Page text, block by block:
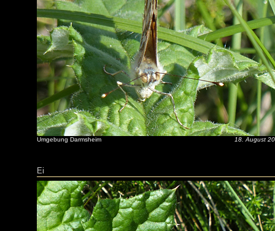
Umgebung Darmsheim 18. August
Ei